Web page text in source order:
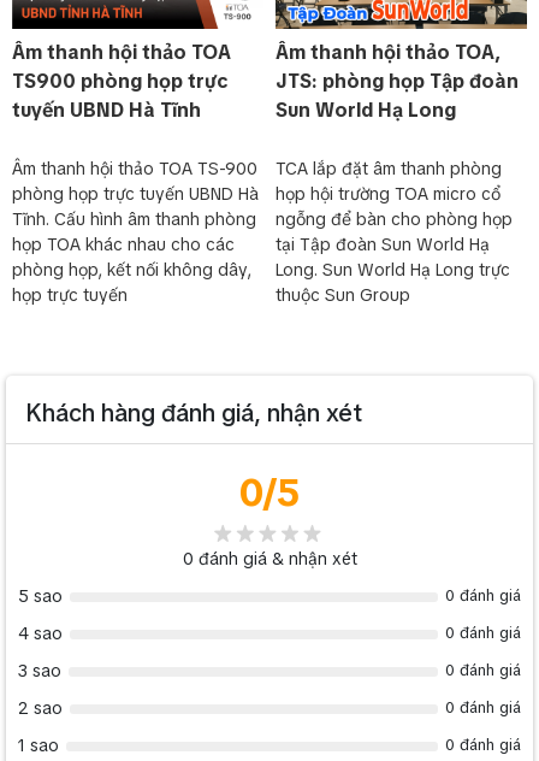
Âm thanh hội thảo TOA
TS900 phòng họp trực
tuyến UBND Hà Tĩnh
Âm thanh hội thảo TOA TS-900
phòng họp trực tuyến UBND Hà
Tĩnh. Cấu hình âm thanh phòng
họp TOA khác nhau cho các
phòng họp, kết nối không dây,
họp trực tuyến
Âm thanh hội thảo TOA,
JTS: phòng họp Tập đoàn
Sun World Hạ Long
TCA lắp đặt âm thanh phòng
họp hội trường TOA micro cổ
ngỗng để bàn cho phòng họp
tại Tập đoàn Sun World Hạ
Long. Sun World Hạ Long trực
thuộc Sun Group
Khách hàng đánh giá, nhận xét
0/5
0 đánh giá & nhận xét
5 sao
0 đánh giá
4 sao 0 đánh giá
3 sao 0 đánh giá
2 sao 0 đánh giá
1 sao 0 đánh giá